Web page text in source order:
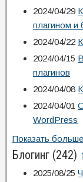
2024/04/29
плагином и
2024/04/22
2024/04/15
плагинов
2024/04/08
2024/04/01
WordPress
Показать
Блогинг (242)
2025/08/25